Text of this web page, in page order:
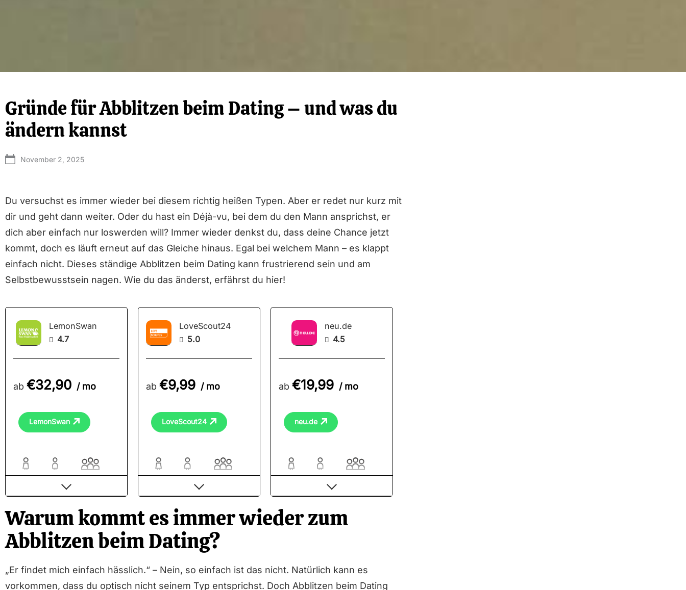
Gründe für Abblitzen beim Dating – und was du
ändern kannst
November 2, 2025
Du versuchst es immer wieder bei diesem richtig heißen Typen. Aber er redet nur kurz mit
dir und geht dann weiter. Oder du hast ein Déjà-vu, bei dem du den Mann ansprichst, er
dich aber einfach nur loswerden will? Immer wieder denkst du, dass deine Chance jetzt
kommt, doch es läuft erneut auf das Gleiche hinaus. Egal bei welchem Mann – es klappt
einfach nicht. Dieses ständige Abblitzen beim Dating kann frustrierend sein und am
Selbstbewusstsein nagen. Wie du das änderst, erfährst du hier!
LemonSwan
 4.7
ab €32,90 / mo
LemonSwan
Frauen als Kerngruppe
Sehr hohe
Sicherheitsstandards: jedes
Profil wird händisch
Relativ neue Plattform mit
viel Potential
LoveScout24
 5.0
ab €9,99 / mo
LoveScout24
Eine der größten und
besten Singlebörsen
Deutschlands
2016 Testsieger der
Profilcheck: Fake Profile
werden regelmäßig
neu.de
 4.5
ab €19,99 / mo
neu.de
zahlreiche Auszeichnungen
Kontaktanfragen kostenlos
beantworten
Warum kommt es immer wieder zum
Abblitzen beim Dating?
„Er findet mich einfach hässlich.“ – Nein, so einfach ist das nicht. Natürlich kann es
vorkommen, dass du optisch nicht seinem Typ entsprichst. Doch Abblitzen beim Dating